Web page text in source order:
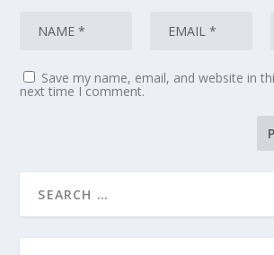
Save my name, email, and website in
next time I comment.